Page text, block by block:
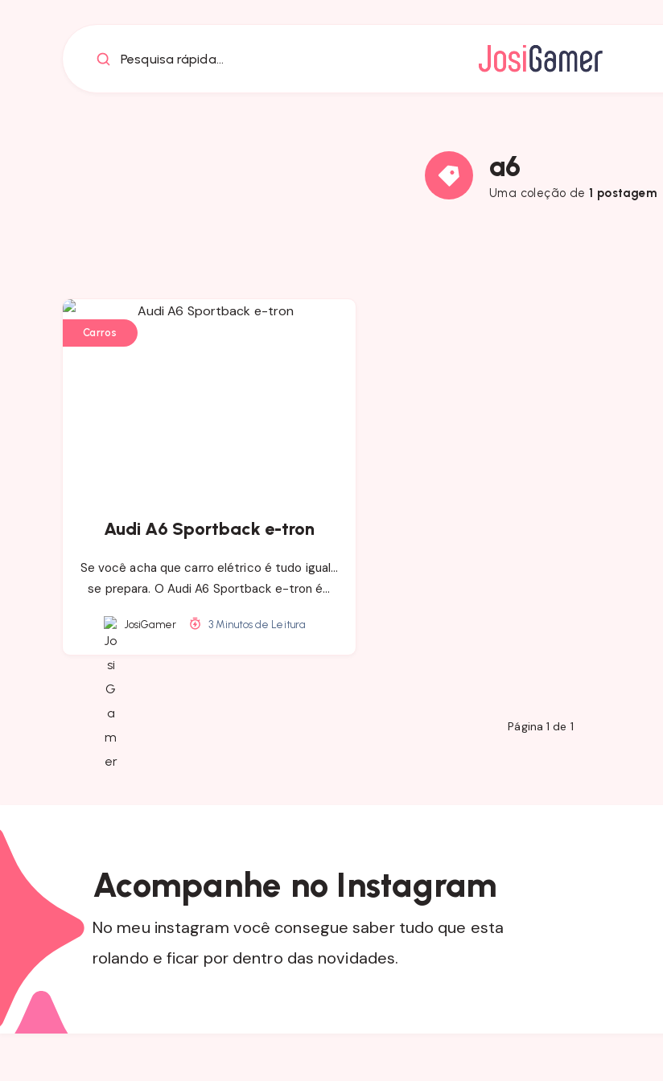
Pesquisa rápida...
a6
Uma coleção de 1 postagem
Carros
Audi A6 Sportback e-tron
Se você acha que carro elétrico é tudo igual…
se prepara. O Audi A6 Sportback e-tron é…
JosiGamer 3 Minutos de Leitura
Página 1 de 1
Acompanhe no Instagram
No meu instagram você consegue saber tudo que esta
rolando e ficar por dentro das novidades.